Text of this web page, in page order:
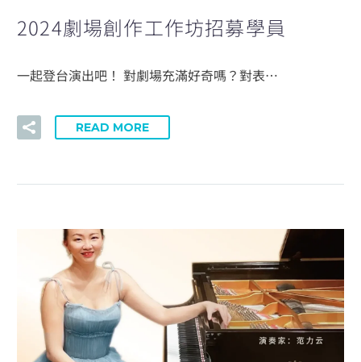
2024劇場創作工作坊招募學員
一起登台演出吧！ 對劇場充滿好奇嗎？對表…
READ MORE